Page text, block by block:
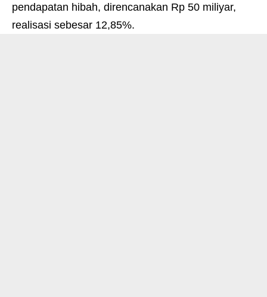
pendapatan hibah, direncanakan Rp 50 miliyar,
realisasi sebesar 12,85%.